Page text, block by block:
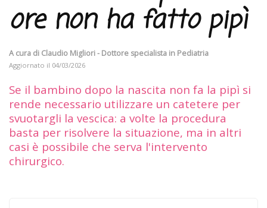
ore non ha fatto pipì
A cura di Claudio Migliori - Dottore specialista in Pediatria
Aggiornato il 04/03/2026
Se il bambino dopo la nascita non fa la pipì si
rende necessario utilizzare un catetere per
svuotargli la vescica: a volte la procedura
basta per risolvere la situazione, ma in altri
casi è possibile che serva l'intervento
chirurgico.